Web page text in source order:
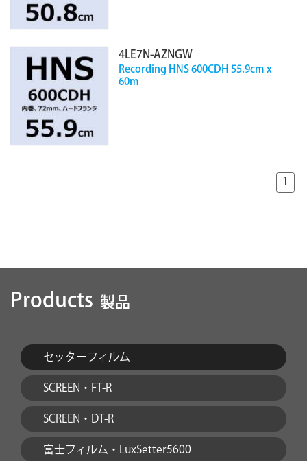
4LE7N-AZNGW
Recording HNS 600CDH 55.9cm x
60m
1
Products 製品
セッターフィルム
SCREEN・FT-R
SCREEN・DT-R
富士フィルム・LuxSetter5600